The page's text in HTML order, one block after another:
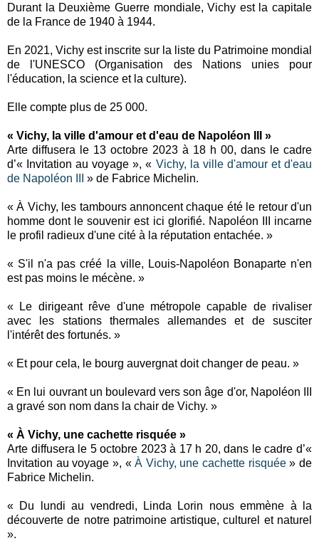
Durant la Deuxième Guerre mondiale, Vichy est la capitale
de la France de 1940 à 1944.
En 2021, Vichy est inscrite sur la liste du Patrimoine mondial
de l'UNESCO (Organisation des Nations unies pour
l'éducation, la science et la culture).
Elle compte plus de 25 000.
« Vichy, la ville d'amour et d'eau de Napoléon III »
Arte diffusera le 13 octobre 2023 à 18 h 00, dans le cadre
d’« Invitation au voyage », « Vichy, la ville d'amour et d'eau
de Napoléon III
» de Fabrice Michelin.
« À Vichy, les tambours annoncent chaque été le retour d'un
homme dont le souvenir est ici glorifié. Napoléon III incarne
le profil radieux d'une cité à la réputation entachée. »
« S'il n'a pas créé la ville, Louis-Napoléon Bonaparte n'en
est pas moins le mécène. »
« Le dirigeant rêve d'une métropole capable de rivaliser
avec les stations thermales allemandes et de susciter
l'intérêt des fortunés. »
« Et pour cela, le bourg auvergnat doit changer de peau. »
« En lui ouvrant un boulevard vers son âge d'or, Napoléon III
a gravé son nom dans la chair de Vichy. »
« À Vichy, une cachette risquée »
Arte diffusera le 5 octobre 2023 à 17 h 20, dans le cadre d’«
Invitation au voyage », «À Vichy, une cachette risquée» de
Fabrice Michelin.
« Du lundi au vendredi, Linda Lorin nous emmène à la
découverte de notre patrimoine artistique, culturel et naturel
».